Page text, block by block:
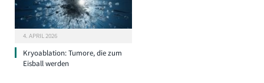
4. APRIL 2026
Kryoablation: Tumore, die zum
Eisball werden